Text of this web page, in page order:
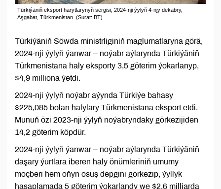
Türkiýäniň eksport harytlarynyň sergisi, 2024-nji ýylyň 4-njy dekabry,
Aşgabat, Türkmenistan. (Surat: BT)
Türkiýäniň Söwda ministrliginiň maglumatlaryna görä,
2024-nji ýylyň ýanwar – noýabr aýlarynda Türkiýäniň
Türkmenistana haly eksporty 3,5 göterim ýokarlanyp,
$4,9 milliona ýetdi.
2024-nji ýylyň noýabr aýynda Türkiýe bahasy
$225,085 bolan halylary Türkmenistana eksport etdi.
Munuň özi 2023-nji ýylyň noýabryndaky görkezijiden
14,2 göterim köpdür.
2024-nji ýylyň ýanwar – noýabr aýlarynda Türkiýäniň
daşary ýurtlara iberen haly önümleriniň umumy
möçberi hem oňyn ösüş depgini görkezip, ýyllyk
hasaplamada 5 göterim ýokarlandy we $2,6 milliarda